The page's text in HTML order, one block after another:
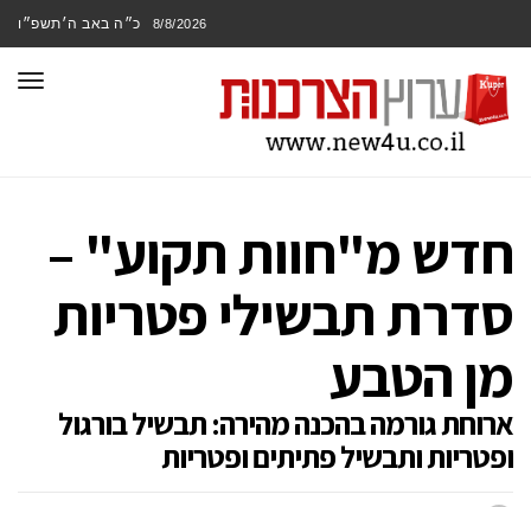
8/8/2026 כ״ה באב ה׳תשפ״ו
חדש מ"חוות תקוע" –
סדרת תבשילי פטריות
מן הטבע
ארוחת גורמה בהכנה מהירה: תבשיל בורגול
ופטריות ותבשיל פתיתים ופטריות